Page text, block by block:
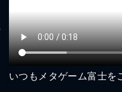
いつもメタゲーム富士を